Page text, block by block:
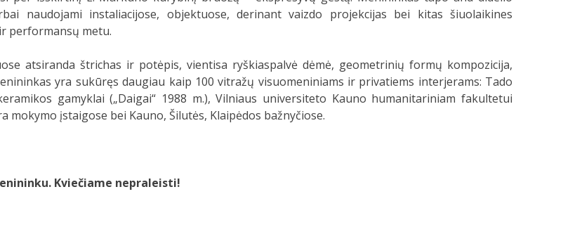
naudojami instaliacijose, objektuose, derinant vaizdo projekcijas bei kitas šiuolaikines
performansų metu.
atsiranda štrichas ir potėpis, vientisa ryškiaspalvė dėmė, geometrinių formų kompozicija,
yra sukūręs daugiau kaip 100 vitražų visuomeniniams ir privatiems interjerams: Tado
gamyklai („Daigai“ 1988 m.), Vilniaus universiteto Kauno humanitariniam fakultetui
mokymo įstaigose bei Kauno, Šilutės, Klaipėdos bažnyčiose.
Kviečiame nepraleisti!